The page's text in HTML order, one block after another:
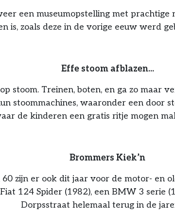
een museumopstelling met
is, zoals deze in de vorige eeuw werd
Effe stoom afblazen...
stoom. Treinen, boten, en ga zo maar
stoommachines, waaronder een door
de kinderen een gratis ritje mogen
Brommers Kiek’n
zijn er ook dit jaar voor de motor- en
124 Spider (1982), een BMW 3 serie
Dorpsstraat helemaal terug in de